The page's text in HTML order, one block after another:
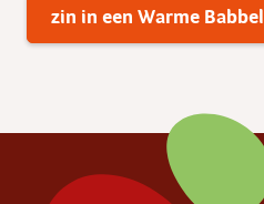
zin in een Warme Babbel